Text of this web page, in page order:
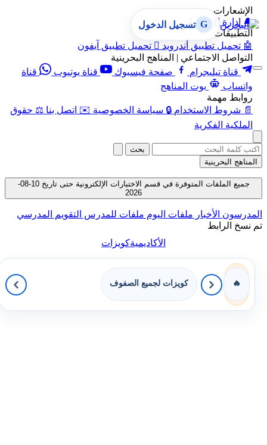
الإشعارات
🔔
إدارة الإشعارات
التطبيقات
🤖 تحميل تطبيق أندرويد  تحميل تطبيق آيفون
التواصل الاجتماعي | المناهج البحرينية
قناة تيليجرام
صفحة فيسبوك قناة يوتيوب
قناة
واتساب
بوت المناهج
روابط مهمة
📄 شروط الاستخدام 🔒 سياسة الخصوصية ✉️ اتصل بنا ⚖️ حقوق
الملكية الفكرية
G تسجيل الدخول
بحث
المناهج البحرينية
جميع الملفات المتوفرة في قسم الاختبارات الإلكترونية حتى تاريخ 10-08-
2026
المدرسون الأخبار ملفات اليوم ملفات للمدرس التقويم المدرسي
تم نسخ الرابط
الأكاديميةكويزات
🔥 كويزات لجميع الصفوف